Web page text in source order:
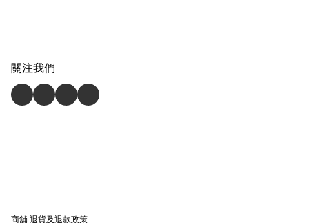
關注我們
商舖退貨及退款政策